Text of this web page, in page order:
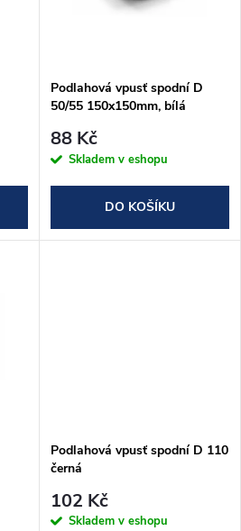
Podlahová vpusť spodní D
50/55 150x150mm, bílá
88 Kč
Skladem v eshopu
DO KOŠÍKU
Podlahová vpusť spodní D 110
černá
102 Kč
Skladem v eshopu